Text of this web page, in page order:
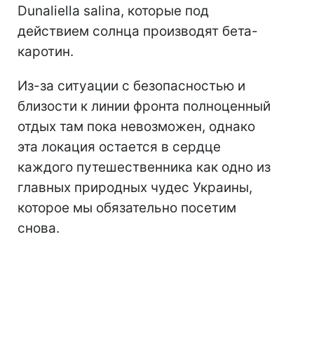
Dunaliella salina, которые под
действием солнца производят бета-
каротин.
Из-за ситуации с безопасностью и
близости к линии фронта полноценный
отдых там пока невозможен, однако
эта локация остается в сердце
каждого путешественника как одно из
главных природных чудес Украины,
которое мы обязательно посетим
снова.